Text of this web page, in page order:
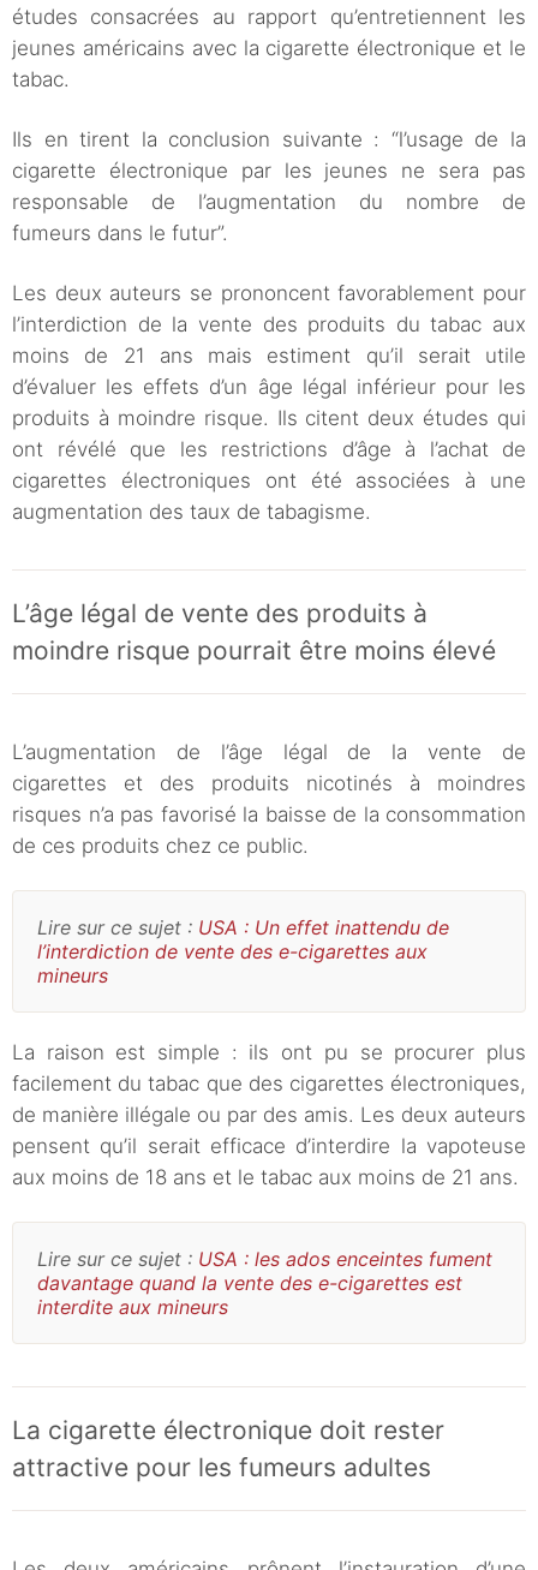
études consacrées au rapport qu’entretiennent les
jeunes américains avec la cigarette électronique et le
tabac.
Ils en tirent la conclusion suivante : “l’usage de la
cigarette électronique par les jeunes ne sera pas
responsable de l’augmentation du nombre de
fumeurs dans le futur”.
Les deux auteurs se prononcent favorablement pour
l’interdiction de la vente des produits du tabac aux
moins de 21 ans mais estiment qu’il serait utile
d’évaluer les effets d’un âge légal inférieur pour les
produits à moindre risque. Ils citent deux études qui
ont révélé que les restrictions d’âge à l’achat de
cigarettes électroniques ont été associées à une
augmentation des taux de tabagisme.
L’âge légal de vente des produits à
moindre risque pourrait être moins élevé
L’augmentation de l’âge légal de la vente de
cigarettes et des produits nicotinés à moindres
risques n’a pas favorisé la baisse de la consommation
de ces produits chez ce public.
Lire sur ce sujet : USA : Un effet inattendu de
l’interdiction de vente des e-cigarettes aux
mineurs
La raison est simple : ils ont pu se procurer plus
facilement du tabac que des cigarettes électroniques,
de manière illégale ou par des amis. Les deux auteurs
pensent qu’il serait efficace d’interdire la vapoteuse
aux moins de 18 ans et le tabac aux moins de 21 ans.
Lire sur ce sujet : USA : les ados enceintes fument
davantage quand la vente des e-cigarettes est
interdite aux mineurs
La cigarette électronique doit rester
attractive pour les fumeurs adultes